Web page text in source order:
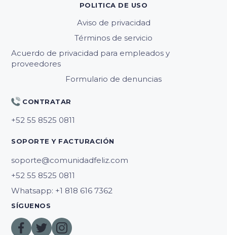
POLITICA DE USO
Aviso de privacidad
Términos de servicio
Acuerdo de privacidad para empleados y
proveedores
Formulario de denuncias
CONTRATAR
SOPORTE Y FACTURACIÓN
soporte@comunidadfeliz.com
Whatsapp: +1 818 616 7362
SÍGUENOS